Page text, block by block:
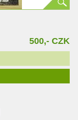
500,- CZK